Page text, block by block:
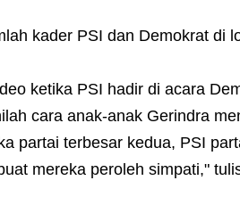
kader PSI dan Demokrat di
ketika PSI hadir di acara
cara anak-anak Gerindra
partai terbesar kedua, PSI
mereka peroleh simpati,"